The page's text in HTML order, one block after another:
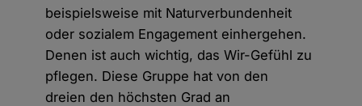
beispielsweise mit Naturverbundenheit
oder sozialem Engagement einhergehen.
Denen ist auch wichtig, das Wir-Gefühl zu
pflegen. Diese Gruppe hat von den
dreien den höchsten Grad an